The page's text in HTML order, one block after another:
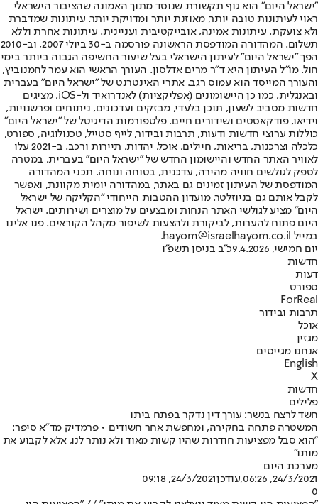
"ישראל היום" הוא גוף תקשורת שנוסד מתוך האמונה שהציבור הישראלי
ראוי לעיתונות טובה יותר, מאוזנת יותר ומדויקת יותר. עיתונות שמדברת
ולא צועקת. עיתונות אמינה, אובייקטיבית ועניינית. עיתונות אחרת וללא
תשלום. המהדורה המודפסת הראשונה פורסמה ב-30 ביולי 2007, וב-2010
הפך "ישראל היום" לעיתון הישראלי בעל שיעור החשיפה הגבוה ביותר בימי
חול. מו"ל העיתון היא ד"ר מרים אדלסון. העורך הראשי הוא עמר לחמנוביץ,
והעורך המייסד הוא עמוס רגב. אתרי האינטרנט של "ישראל היום" בעברית
ובאנגלית, כמו כן היישומונים (אפליקציות) לאנדרואיד ול-iOS, מציגים
חדשות מסביב לשעון, תוכן בלעדי, מבזקים ועדכונים, ניתוחים ופרשנויות,
וידיאו, פודקאסטים ושידורים חיים. פלטפורמות הדיגיטל של "ישראל היום"
כוללות ערוצי חדשות ודעות, תרבות ובידור, לייף סטייל, טכנולוגיה, ספורט,
כלכלה וצרכנות, בריאות, חיילים, אוכל, יהדות, תיירות ורכב. ב-2021 עלו
לאוויר האתר החדש והיישומון החדש של "ישראל היום" בעברית, במטרה
לספק לגולשים חוויה מהירה, עדכנית, בטוחה ונוחה. תכני המהדורה
המודפסת של העיתון זמינים גם באתר, במהדורה יומית מקוונת, ואפשר
לקבל אותם גם בניוזלטר. מועדון ההטבות הייחודי "הקליקה של ישראל
היום" מציע לגולשי האתר הנחות ומבצעים על מוצרים ושירותים. ישראל
היום פתוח להערות, לביקורת ולהצעות לשיפור מקהל הקוראים. פנו אלינו
במייל hayom@israelhayom.co.il.
יום חמישי, 9.4.2026
כ"ב בניסן תשפ"ו
חדשות
דעות
ספורט
ForReal
תרבות ובידור
אוכל
מגזין
אנחנו מגייסים
English
X
חדשות
פלילים
חשד לרצח בנשר: עורך דין נדקר בפתח ביתו
המשטרה פתחה בחקירה, ומחפשת אחר חשודים • פרמדיק מד"א סיפר:
"הוא סבל מפציעות חודרות שהיו קשות מאוד ולא נותר לנו, אלא לקבוע את
מותו"
מערכת היום
24/3/2021, 06:26
,עודכן24/3/2021, 09:18
0